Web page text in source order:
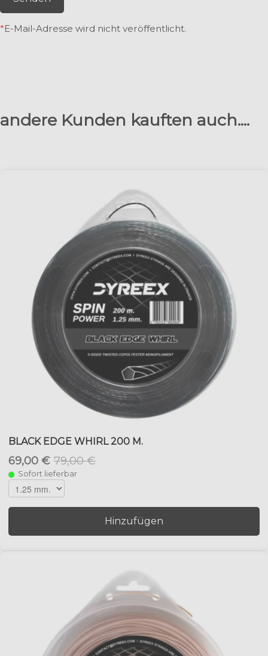
*E-Mail-Adresse wird nicht veröffentlicht.
andere Kunden kauften auch....
BLACK EDGE WHIRL 200 M.
69,00 € 79,00 €
Sofort lieferbar
Hinzufügen